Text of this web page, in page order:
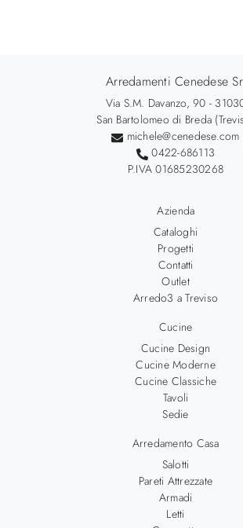
Arredamenti Cenedese
Via S.M. Davanzo, 90 -
San Bartolomeo di Breda
michele@cenedese.com
0422-686113
P.IVA 01685230268
Azienda
Cataloghi
Progetti
Contatti
Outlet
Arredo3 a Treviso
Cucine
Cucine Design
Cucine Moderne
Cucine Classiche
Tavoli
Sedie
Arredamento Casa
Salotti
Pareti Attrezzate
Armadi
Letti